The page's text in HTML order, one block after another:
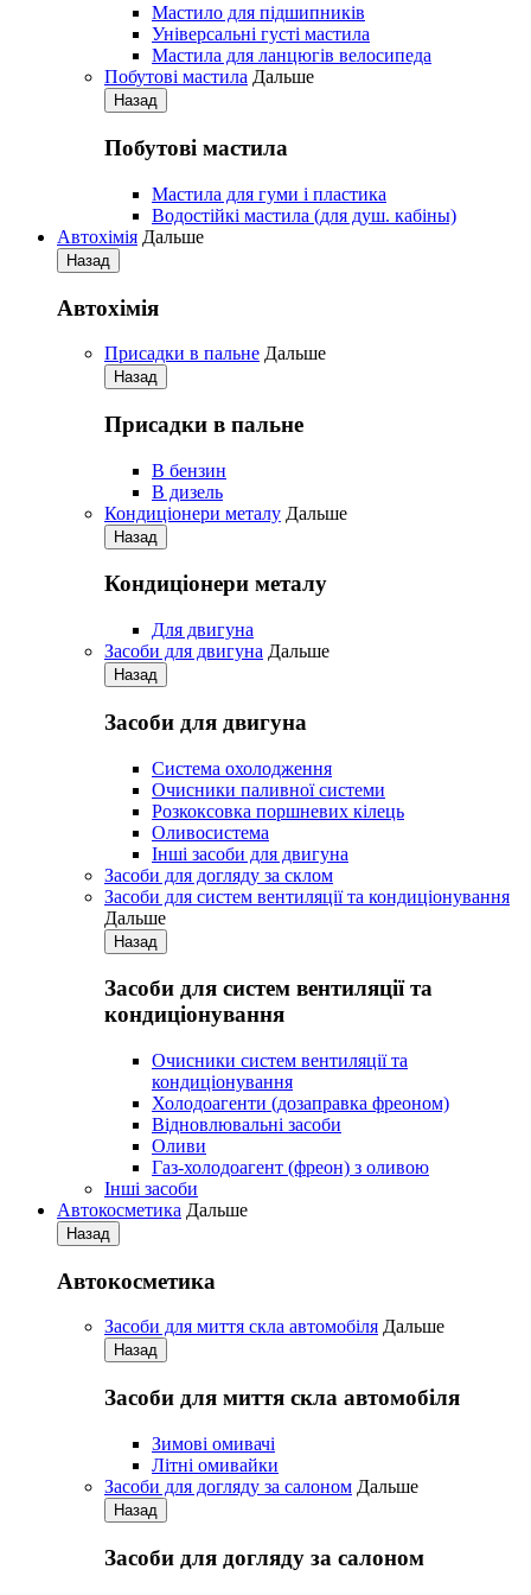
Мастило для підшипників
Універсальні густі мастила
Мастила для ланцюгів велосипеда
Побутові мастила Дальше
Назад
Побутові мастила
Мастила для гуми і пластика
Водостійкі мастила (для душ. кабіны)
Автохімія Дальше
Назад
Автохімія
Присадки в пальне Дальше
Назад
Присадки в пальне
В бензин
В дизель
Кондиціонери металу Дальше
Назад
Кондиціонери металу
Для двигуна
Засоби для двигуна Дальше
Назад
Засоби для двигуна
Система охолодження
Очисники паливної системи
Розкоксовка поршневих кілець
Оливосистема
Iнші засоби для двигуна
Засоби для догляду за склом
Засоби для систем вентиляції та кондиціонування
Дальше
Назад
Засоби для систем вентиляції та
кондиціонування
Очисники систем вентиляції та
кондиціонування
Холодоагенти (дозаправка фреоном)
Відновлювальні засоби
Оливи
Газ-холодоагент (фреон) з оливою
Iнші засоби
Автокосметика Дальше
Назад
Автокосметика
Засоби для миття скла автомобіля Дальше
Назад
Засоби для миття скла автомобіля
Зимові омивачі
Літні омивайки
Засоби для догляду за салоном Дальше
Назад
Засоби для догляду за салоном